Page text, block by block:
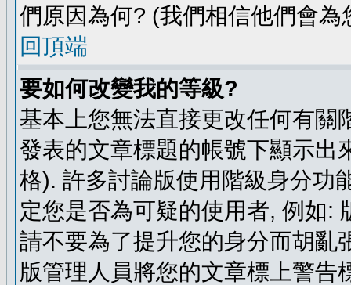
們原因為何? (我們相信他們會為
回頂端
要如何改變我的等級?
基本上您無法直接更改任何有關
發表的文章標題的帳號下顯示出
格). 許多討論版使用階級身分功
定您是否為可疑的使用者, 例如:
請不要為了提升您的身分而胡亂
版管理人員將您的文章標上警告